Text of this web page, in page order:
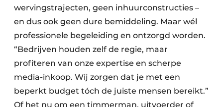
wervingstrajecten, geen inhuurconstructies –
en dus ook geen dure bemiddeling. Maar wél
professionele begeleiding en ontzorgd worden.
“Bedrijven houden zelf de regie, maar
profiteren van onze expertise en scherpe
media-inkoop. Wij zorgen dat je met een
beperkt budget tóch de juiste mensen bereikt.”
Of het nu om een timmerman, uitvoerder of